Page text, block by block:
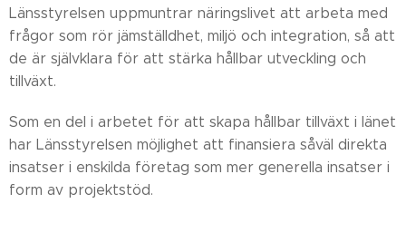
Länsstyrelsen uppmuntrar näringslivet att arbeta med
frågor som rör jämställdhet, miljö och integration, så att
de är självklara för att stärka hållbar utveckling och
tillväxt.
Som en del i arbetet för att skapa hållbar tillväxt i länet
har Länsstyrelsen möjlighet att finansiera såväl direkta
insatser i enskilda företag som mer generella insatser i
form av projektstöd.